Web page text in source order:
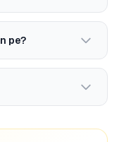
pe?